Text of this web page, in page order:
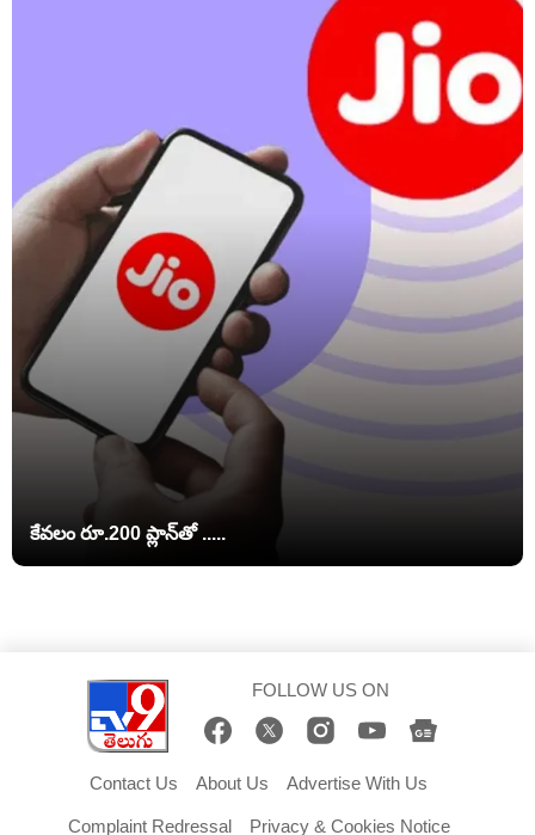
కేవలం రూ.200 ప్లాన్‌తో .....
FOLLOW US ON
Contact Us About Us Advertise With Us
Complaint Redressal Privacy & Cookies Notice